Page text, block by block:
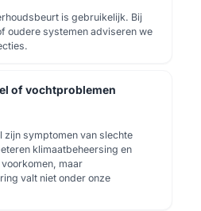
is gebruikelijk. Bij
oudere systemen adviseren we
of vochtproblemen
zijn symptomen van slechte
klimaatbeheersing en
maar
valt niet onder onze